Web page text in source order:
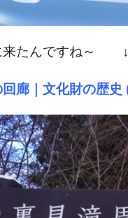
来たんですね～
回廊｜文化財の歴